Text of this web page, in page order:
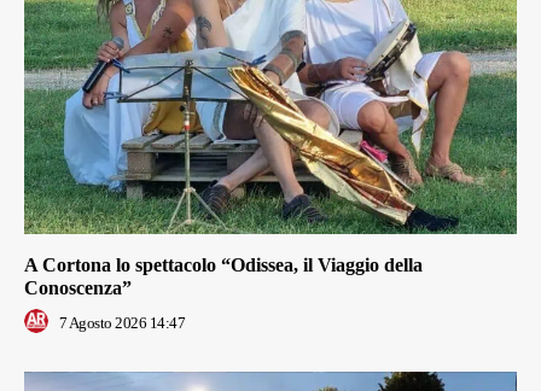
A Cortona lo spettacolo “Odissea, il Viaggio della
Conoscenza”
7 Agosto 2026 14:47